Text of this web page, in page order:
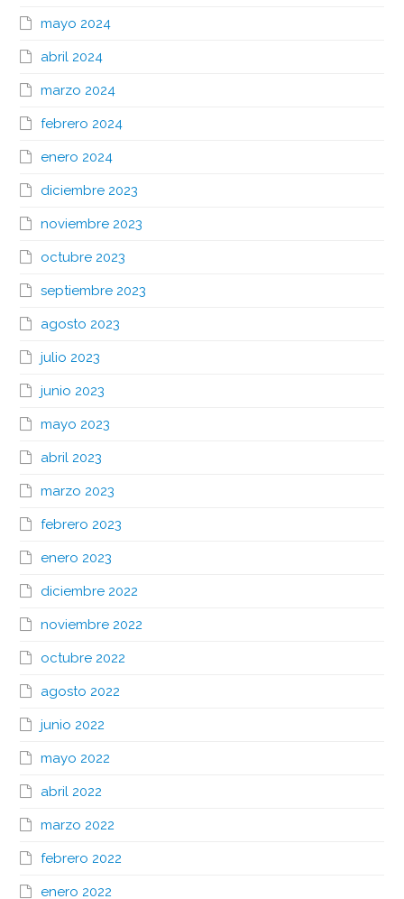
mayo 2024
abril 2024
marzo 2024
febrero 2024
enero 2024
diciembre 2023
noviembre 2023
octubre 2023
septiembre 2023
agosto 2023
julio 2023
junio 2023
mayo 2023
abril 2023
marzo 2023
febrero 2023
enero 2023
diciembre 2022
noviembre 2022
octubre 2022
agosto 2022
junio 2022
mayo 2022
abril 2022
marzo 2022
febrero 2022
enero 2022